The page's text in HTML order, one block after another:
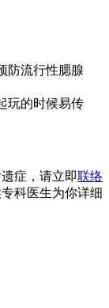
防流行性腮腺
玩的时候易传
症，请立即联络
科医生为你详细